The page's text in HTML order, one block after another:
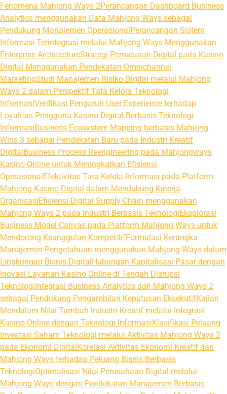
Fenomena Mahjong Ways 2Perancangan Dashboard Business
Analytics menggunakan Data Mahjong Ways sebagai
Pendukung Manajemen OperasionalPerancangan Sistem
Informasi Terintegrasi melalui Mahjong Ways Menggunakan
Enterprise ArchitectureStrategi Pemasaran Digital pada Kasino
Digital Menggunakan Pendekatan Omnichannel
MarketingStudi Manajemen Risiko Digital melalui Mahjong
Ways 2 dalam Perspektif Tata Kelola Teknologi
InformasiVerifikasi Pengaruh User Experience terhadap
Loyalitas Pengguna Kasino Digital Berbasis Teknologi
InformasiBusiness Ecosystem Mapping berbasis Mahjong
Wins 3 sebagai Pendekatan Baru pada Industri Kreatif
DigitalBusiness Process Reengineering pada Mahjongways
Kasino Online untuk Meningkatkan Efisiensi
OperasionalEfektivitas Tata Kelola Informasi pada Platform
Mahjong Kasino Digital dalam Mendukung Kinerja
OrganisasiEfisiensi Digital Supply Chain menggunakan
Mahjong Ways 2 pada Industri Berbasis TeknologiEksplorasi
Business Model Canvas pada Platform Mahjong Ways untuk
Mendorong Keunggulan KompetitifFormulasi Kerangka
Manajemen Pengetahuan menggunakan Mahjong Ways dalam
Lingkungan Bisnis DigitalHubungan Kapitalisasi Pasar dengan
Inovasi Layanan Kasino Online di Tengah Disrupsi
TeknologiIntegrasi Business Analytics dan Mahjong Ways 2
sebagai Pendukung Pengambilan Keputusan EksekutifKajian
Mendalam Nilai Tambah Industri Kreatif melalui Integrasi
Kasino Online dengan Teknologi InformasiKlasifikasi Peluang
Investasi Saham Teknologi melalui Aktivitas Mahjong Ways 2
pada Ekonomi DigitalKorelasi Aktivitas Ekonomi Kreatif dan
Mahjong Ways terhadap Peluang Bisnis Berbasis
TeknologiOptimalisasi Nilai Perusahaan Digital melalui
Mahjong Ways dengan Pendekatan Manajemen Berbasis